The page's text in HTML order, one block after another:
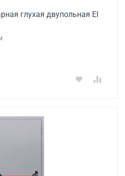
глухая двупольная EI